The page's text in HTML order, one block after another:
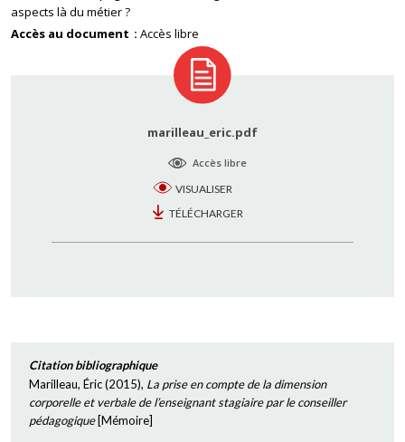
aspects là du métier ?
Accès au document
Accès libre
marilleau_eric.pdf
Accès libre
VISUALISER
TÉLÉCHARGER
Citation bibliographique
Marilleau, Éric(2015), La prise en compte de la dimension
corporelle et verbale de l’enseignant stagiaire par le conseiller
pédagogique[Mémoire]